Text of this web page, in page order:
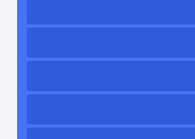
منتشر شد